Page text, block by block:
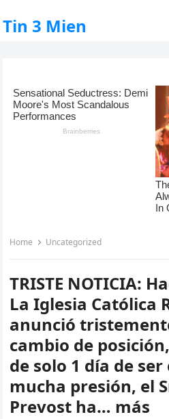
Tin 3 Mien
Home Uncategorized
TRISTE NOTICIA:
La Iglesia Católica
anunció
cambio de
de solo 1 día de
mucha presión, el
Prevost ha… más